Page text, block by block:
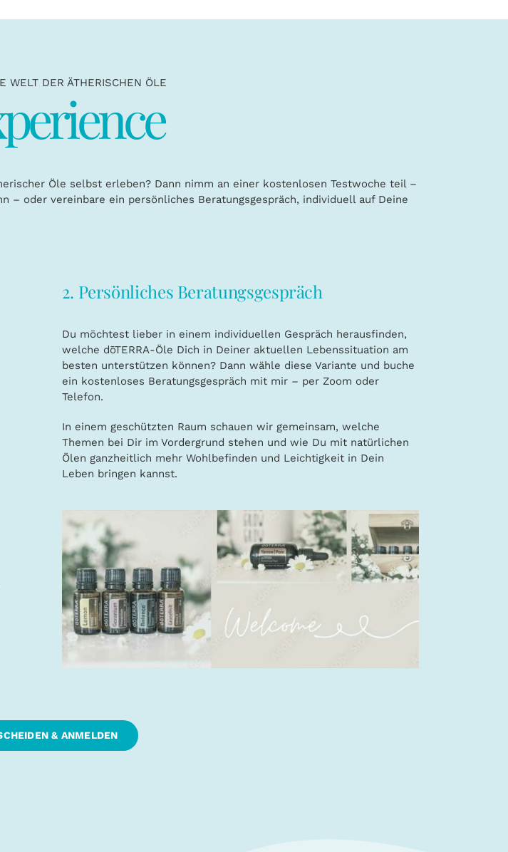
WELT DER ÄTHERISCHEN ÖLE
Öle selbst erleben? Dann nimm an einer kostenlosen Testwoche teil –
oder vereinbare ein persönliches Beratungsgespräch, individuell auf Deine
2. Persönliches Beratungsgespräch
Du möchtest lieber in einem individuellen Gespräch herausfinden,
welche dōTERRA-Öle Dich in Deiner aktuellen Lebenssituation am
besten unterstützen können? Dann wähle diese Variante und buche
ein kostenloses Beratungsgespräch mit mir – per Zoom oder
Telefon.
In einem geschützten Raum schauen wir gemeinsam, welche
Themen bei Dir im Vordergrund stehen und wie Du mit natürlichen
Ölen ganzheitlich mehr Wohlbefinden und Leichtigkeit in Dein
Leben bringen kannst.
& ANMELDEN